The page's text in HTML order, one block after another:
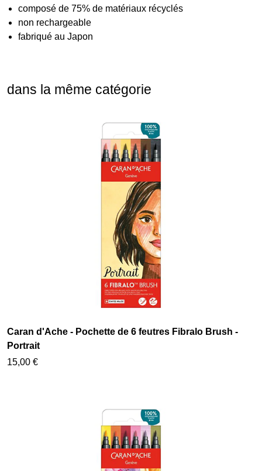
composé de 75% de matériaux récyclés
non rechargeable
fabriqué au Japon
dans la même catégorie
Caran d'Ache - Pochette de 6 feutres Fibralo Brush -
Portrait
15,00 €